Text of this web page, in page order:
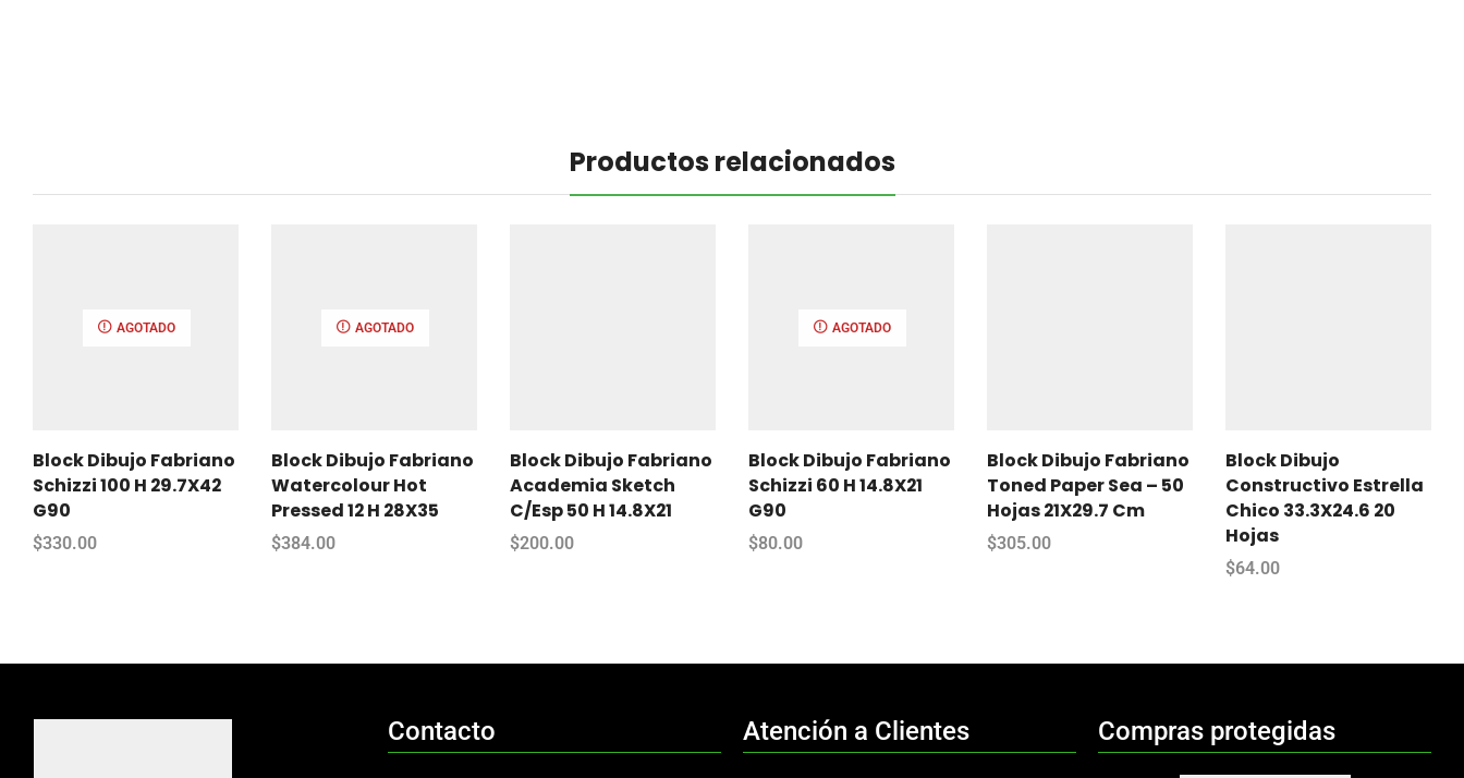
Productos relacionados
AGOTADO
Block Dibujo Fabriano
Schizzi 100 H 29.7X42
G90
$330.00
AGOTADO
Block Dibujo Fabriano
Watercolour Hot
Pressed 12 H 28X35
$384.00
Block Dibujo Fabriano
Academia Sketch
C/Esp 50 H 14.8X21
$200.00
AGOTADO
Block Dibujo Fabriano
Schizzi 60 H 14.8X21
G90
$80.00
Block Dibujo Fabriano
Toned Paper Sea – 50
Hojas 21X29.7 Cm
$305.00
Block Dibujo
Constructivo Estrella
Chico 33.3X24.6 20
Hojas
$64.00
Contacto Atención a Clientes Compras protegidas